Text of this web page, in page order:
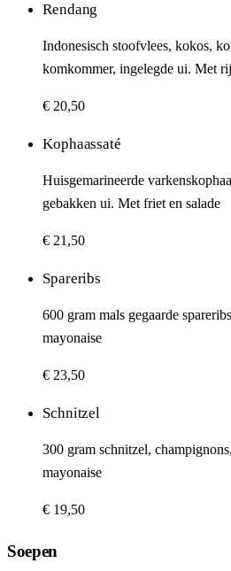
Rendang
Indonesisch stoofvlees, kokos,
komkommer, ingelegde ui. Met
€ 20,50
Kophaassaté
Huisgemarineerde
gebakken ui. Met friet en salade
€ 21,50
Spareribs
600 gram mals gegaarde
mayonaise
€ 23,50
Schnitzel
300 gram schnitzel,
mayonaise
€ 19,50
Soepen